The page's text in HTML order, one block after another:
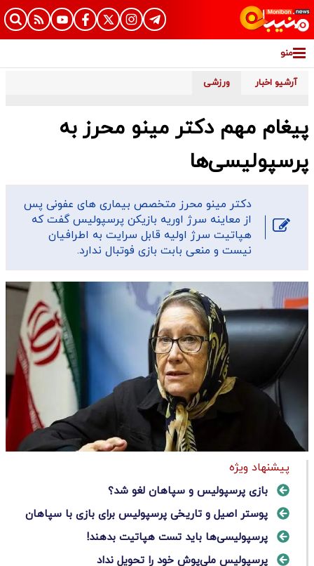
منو
آرشیو اخبار ورزشی
پیغام مهم دکتر مینو محرز به
پرسپولیسی‌ها
دکتر مینو محرز متخصص بیماری های عفونی پس
از معاینه سرژ اوریه بازیکن پرسپولیس گفت که
هپاتیت سرژ اولیه قابل سرایت به اطرافیان
نیست و منعی بابت بازی فوتبال ندارد.
پیشنهاد ویژه
بازی پرسپولیس و سپاهان لغو شد؟
پوستر اصیل و تاریخی پرسپولیس برای بازی با سپاهان
پرسپولیسی‌ها باید تست هپاتیت بدهند!
پرسپولیس ملی‌پوش خود را تحویل نداد